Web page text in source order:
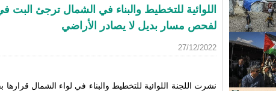
اللوائية للتخطيط والبناء في الشمال ترجئ
لفحص مسار بديل لا يصادر الأراضي
27/12/2022
نشرت اللجنة اللوائية للتخطيط والبناء في لواء الشمال